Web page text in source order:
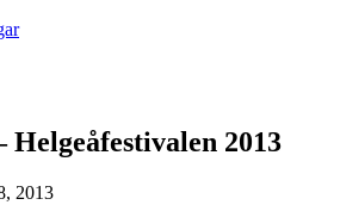
Helgeåfestivalen 2013
2013